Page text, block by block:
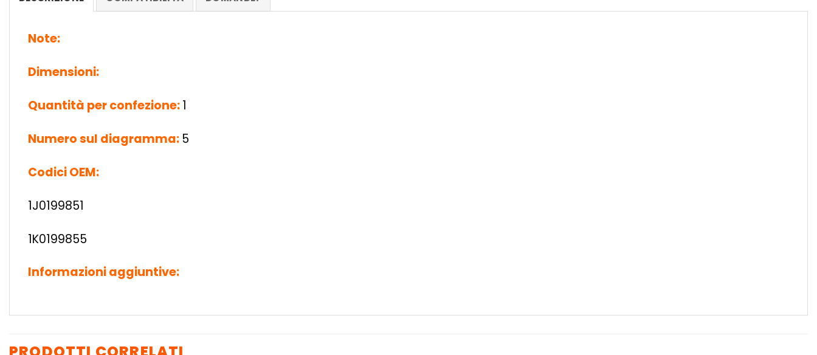
Note:
Dimensioni:
Quantità per confezione:1
Numero sul diagramma:5
Codici OEM:
1J0199851
1K0199855
Informazioni aggiuntive: